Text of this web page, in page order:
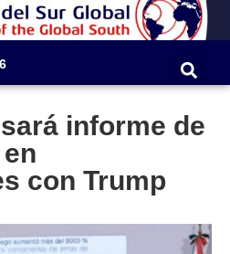
informe de
con Trump